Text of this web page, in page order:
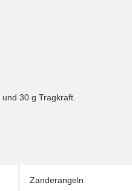
Zanderangeln
30 g Tragkraft.